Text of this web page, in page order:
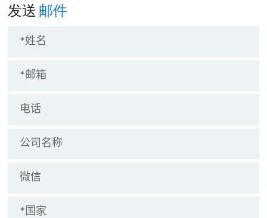
发送 邮件